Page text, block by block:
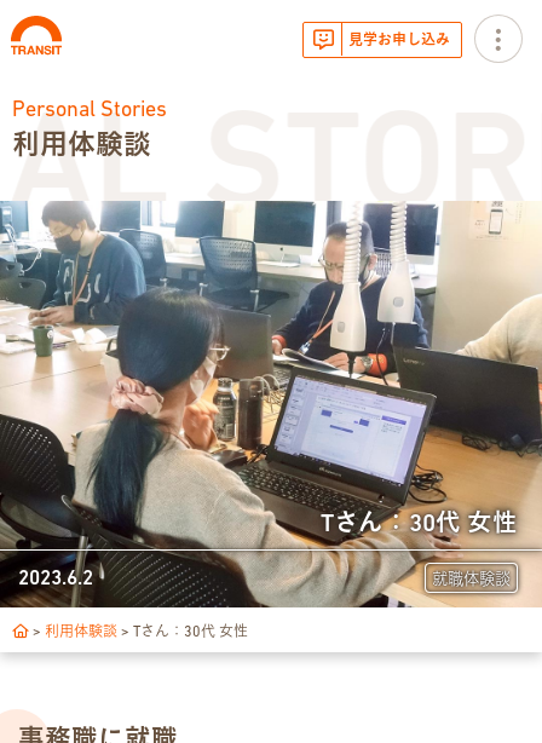
お知らせ
トランジットニュース
利用体験談
広報・イベント
サービス内容
就労移行支援とは
トランジットについて
1日の流れ
Personal Stories
利用体験談
Tさん：30代 女性
就職体験談
2023.6.2
> 利用体験談 > Tさん：30代 女性
見学お申し込み